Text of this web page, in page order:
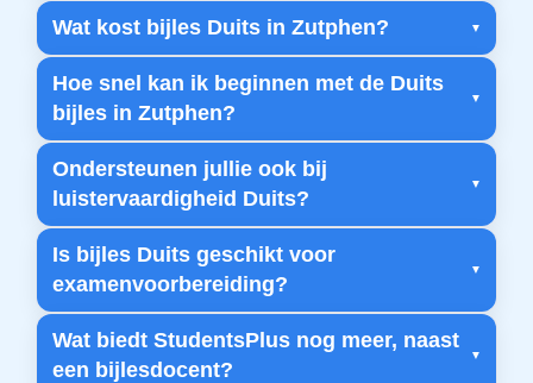
Wat kost bijles Duits in Zutphen?
Hoe snel kan ik beginnen met de Duits
bijles in Zutphen?
Ondersteunen jullie ook bij
luistervaardigheid Duits?
Is bijles Duits geschikt voor
examenvoorbereiding?
Wat biedt StudentsPlus nog meer, naast
een bijlesdocent?